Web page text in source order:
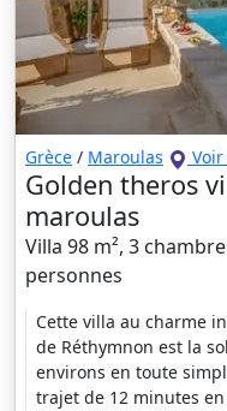
Grèce / Maroulas
Golden theros
maroulas
Villa 98 m², 3
personnes
Cette villa au charme
de Réthymnon est la
environs en toute
trajet de 12 minutes